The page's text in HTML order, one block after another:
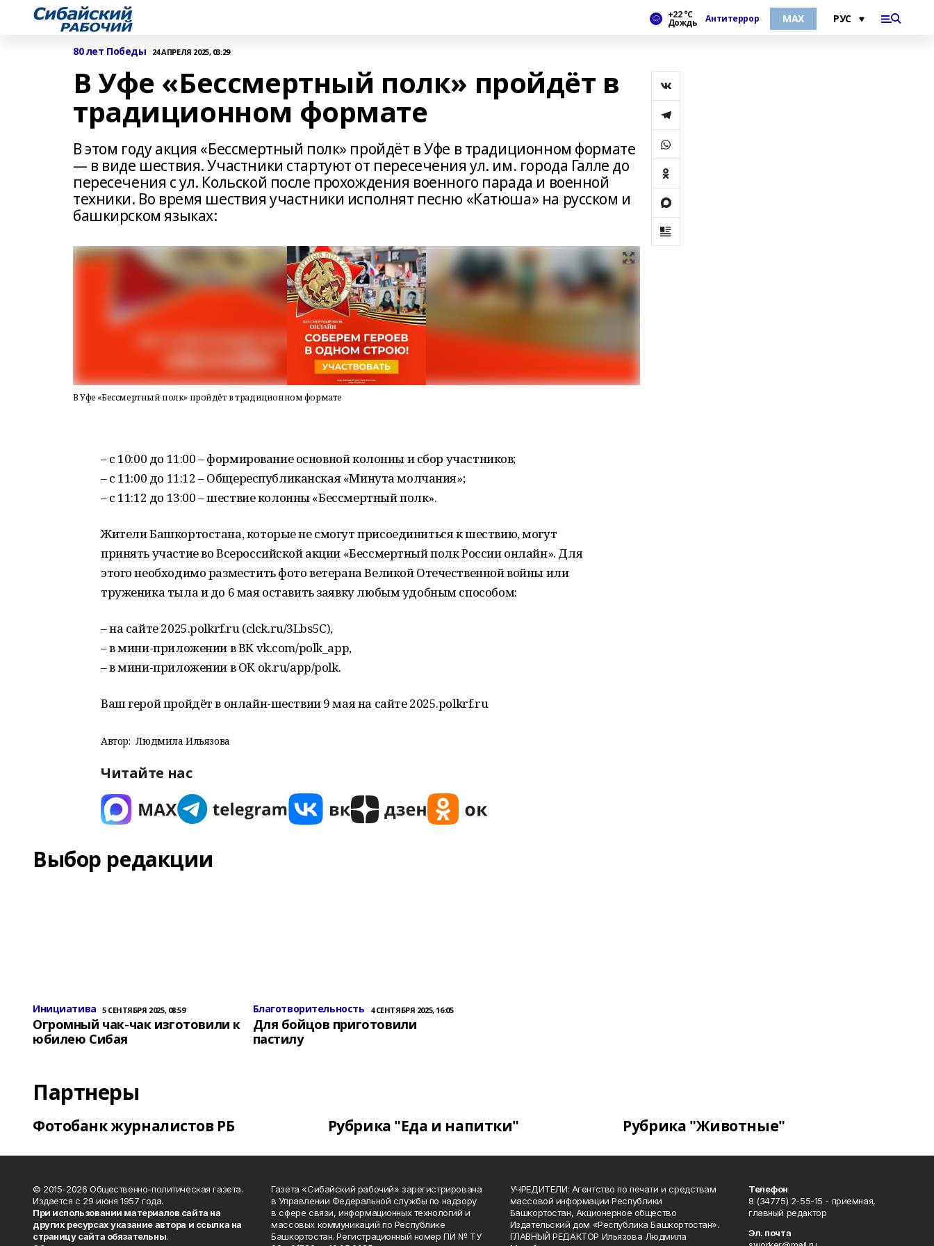
+22 °С
Дождь Антитеррор МАХ
80 лет Победы 24 АПРЕЛЯ 2025, 03:29
В Уфе «Бессмертный полк» пройдёт в
традиционном формате
В этом году акция «Бессмертный полк» пройдёт в Уфе в традиционном формате
— в виде шествия. Участники стартуют от пересечения ул. им. города Галле до
пересечения с ул. Кольской после прохождения военного парада и военной
техники. Во время шествия участники исполнят песню «Катюша» на русском и
башкирском языках:
В Уфе «Бессмертный полк» пройдёт в традиционном формате
– с 10:00 до 11:00 – формирование основной колонны и сбор участников;
– с 11:00 до 11:12 – Общереспубликанская «Минута молчания»;
– с 11:12 до 13:00 – шествие колонны «Бессмертный полк».
Жители Башкортостана, которые не смогут присоединиться к шествию, могут
принять участие во Всероссийской акции «Бессмертный полк России онлайн». Для
этого необходимо разместить фото ветерана Великой Отечественной войны или
труженика тыла и до 6 мая оставить заявку любым удобным способом:
– на сайте 2025.polkrf.ru (clck.ru/3Lbs5C),
– в мини-приложении в ВК vk.com/polk_app,
– в мини-приложении в ОК ok.ru/app/polk.
Ваш герой пройдёт в онлайн-шествии 9 мая на сайте 2025.polkrf.ru
Автор: Людмила Ильязова
Читайте нас
Выбор редакции
Инициатива 5 СЕНТЯБРЯ 2025, 08:59
Огромный чак-чак изготовили к
юбилею Сибая
Благотворительность 4 СЕНТЯБРЯ 2025, 16:05
Для бойцов приготовили
пастилу
Партнеры
Фотобанк журналистов РБ Рубрика "Еда и напитки" Рубрика "Животные"
© 2015-2026 Общественно-политическая газета.
Издается с 29 июня 1957 года.
При использовании материалов сайта на
других ресурсах указание автора и ссылка на
страницу сайта обязательны.
Газета «Сибайский рабочий» зарегистрирована
в Управлении Федеральной службы по надзору
в сфере связи, информационных технологий и
массовых коммуникаций по Республике
Башкортостан. Регистрационный номер ПИ № ТУ
УЧРЕДИТЕЛИ: Агентство по печати и средствам
массовой информации Республики
Башкортостан, Акционерное общество
Издательский дом «Республика Башкортостан».
ГЛАВНЫЙ РЕДАКТОР Ильязова Людмила
Телефон
8 (34775) 2-55-15 - приемная,
главный редактор
Эл. почта